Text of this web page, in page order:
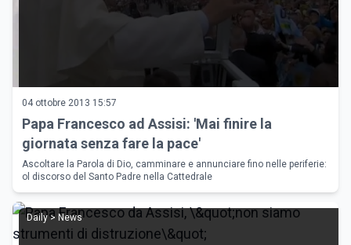
04 ottobre 2013 15:57
Papa Francesco ad Assisi: 'Mai finire la
giornata senza fare la pace'
Ascoltare la Parola di Dio, camminare e annunciare fino nelle periferie:
ol discorso del Santo Padre nella Cattedrale
Daily > News